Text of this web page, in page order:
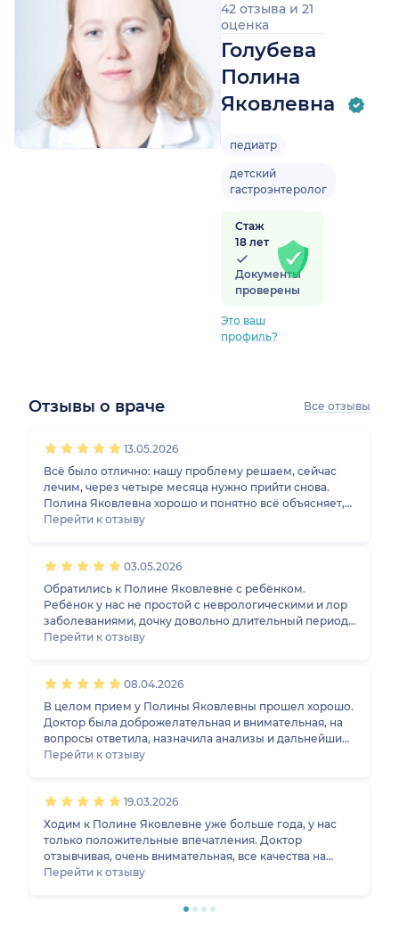
Голубева
Полина
Яковлевна
42 отзыва и 21
оценка
педиатр
детский
гастроэнтеролог
Стаж
18 лет
Документы
проверены
Это ваш
профиль?
Отзывы о враче Все отзывы
13.05.2026
Всё было отлично: нашу проблему решаем, сейчас
лечим, через четыре месяца нужно прийти снова.
Полина Яковлевна хорошо и понятно всё объясняет,
отвечает на вопросы. Ещё она помогла с витамином
месяцев принимать, так что не пришлось ехать ещё и
к педиатру. Я однозначно её рекомендую и сама буду
к ней ходить, у меня четверо детей.
Перейти к отзыву
03.05.2026
Обратились к Полине Яковлевне с ребёнком.
Ребёнок у нас не простой с неврологическими и лор
заболеваниями, дочку довольно длительный период
мучают отрыжки, другие врачи сказали что само
дополнительные обследования и назначила лечение.
Нам она очень понравилась, я думаю мы нашли
своего врача! Будем ходить только к ней!
Перейти к отзыву
08.04.2026
В целом прием у Полины Яковлевны прошел хорошо.
Доктор была доброжелательная и внимательная, на
вопросы ответила, назначила анализы и дальнейшие
рекомендации. Пока были только на одном приеме,
Перейти к отзыву
19.03.2026
Ходим к Полине Яковлевне уже больше года, у нас
только положительные впечатления. Доктор
отзывчивая, очень внимательная, все качества на
высшем уровне. И дальше будем её посещать.
Перейти к отзыву